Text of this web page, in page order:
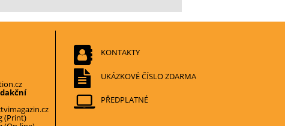
(Print)
KONTAKTY
UKÁZKOVÉ ČÍSLO ZDARMA
PŘEDPLATNÉ